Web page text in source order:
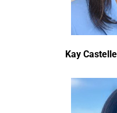
Kay Castelle